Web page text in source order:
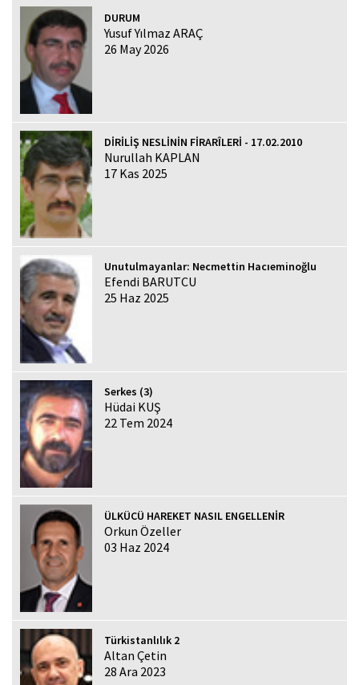
DURUM
Yusuf Yılmaz ARAÇ
26 May 2026
DİRİLİŞ NESLİNİN FİRARÎLERİ - 17.02.2010
Nurullah KAPLAN
17 Kas 2025
Unutulmayanlar: Necmettin Hacıeminoğlu
Efendi BARUTCU
25 Haz 2025
Serkes (3)
Hüdai KUŞ
22 Tem 2024
ÜLKÜCÜ HAREKET NASIL ENGELLENİR
Orkun Özeller
03 Haz 2024
Türkistanlılık 2
Altan Çetin
28 Ara 2023